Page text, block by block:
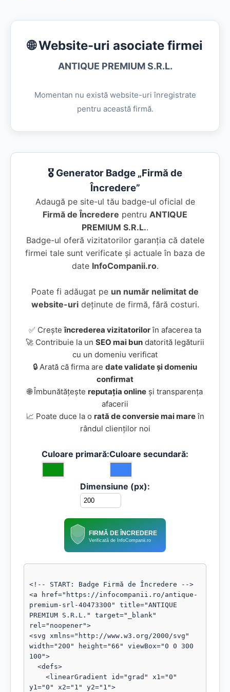
🌐 Website-uri asociate firmei
ANTIQUE PREMIUM S.R.L.
Momentan nu există website-uri înregistrate
pentru această firmă.
🎖️ Generator Badge „Firmă de
Încredere”
Adaugă pe site-ul tău badge-ul oficial de
Firmă de Încredere pentru ANTIQUE
PREMIUM S.R.L..
Badge-ul oferă vizitatorilor garanția că datele
firmei tale sunt verificate și actuale în baza de
date InfoCompanii.ro.
Poate fi adăugat pe un număr nelimitat de
website-urideținute de firmă, fără costuri.
✅ Creșteîncrederea vizitatorilorîn afacerea ta
🚀 Contribuie la un SEO mai bun datorită legăturii
cu un domeniu verificat
🔒 Arată că firma are date validate și domeniu
confirmat
🌐 Îmbunătățește reputația online și transparența
afacerii
📈 Poate duce la o rată de conversie mai mareîn
rândul clienților noi
Culoare primară:Culoare secundară:
Dimensiune (px):
FIRMĂ DE ÎNCREDERE
Verificată de InfoCompanii.ro
<!-- START: Badge Firmă de Încredere -->
<a href="https://infocompanii.ro/antique-
premium-srl-40473300" title="ANTIQUE
PREMIUM S.R.L." target="_blank"
rel="noopener">
<svg xmlns="http://www.w3.org/2000/svg"
width="200" height="66" viewBox="0 0 300
100">
y1="0" x2="1" y2="1">